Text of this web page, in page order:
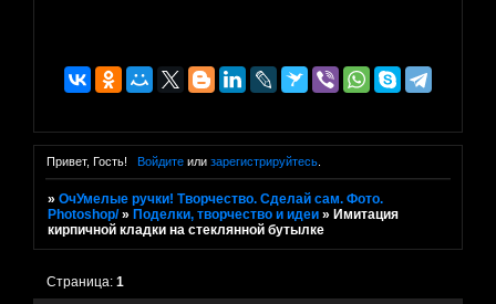
Привет, Гость! Войдитеили зарегистрируйтесь.
»ОчУмелые ручки! Творчество. Сделай сам. Фото.
Photoshop/ » Поделки, творчество и идеи » Имитация
кирпичной кладки на стеклянной бутылке
Страница:1